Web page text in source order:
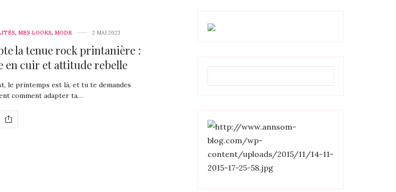
, MES LOOKS, MODE 2 MAI 2023
la tenue rock printanière :
en cuir et attitude rebelle
le printemps est là, et tu te demandes
comment adapter ta…